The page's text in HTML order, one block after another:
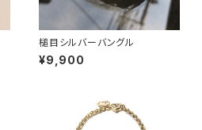
槌目シルバーバングル
¥9,900